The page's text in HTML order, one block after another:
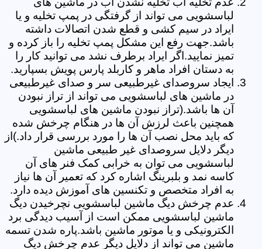
لباسشویی می تواند از گرفتگی در پمپ تخلیه و یا
ایراد در سیم کشی و قطع شدن اتصالات داشته
باشد.جهت رفع این مشکل پمپ تخلیه را باز کرده و
تمیز نمایید.اگر ایراد برطرف نشد می توانید کار را
به دستان افراد ماهر و کاربلد پارس پویش بسپارید.
ایجاد سروصدای غیرطبیعی سر و صدای غیرطبیعی
در ماشین های لباسشویی می تواند از تراز نبودن
آن ها باشد.(تراز نبودن ماشین های لباسشویی
همچنین باعث لرزش آن ها در هنگام چرخش شده
که باید محل نصب آن ها را مورد بررسی قرار داد.)از
دیگر دلایل سروصدای غیر طبیعی ماشین
لباسشویی می توان به خرابی کمک فنر های آن
کاسه نمد و بلبرینگ اشاره کرد که تعمیر آن ها نیاز
به افراد متخصص و تکنسین های آموزش دیده دارد.
عدم چرخش دیگ ماشین لباسشویی نچرخیدن دیگ
ماشین لباسشویی ممکن است از آسیب دیدگی برد
الکترونیکی و یا موتور ماشین باشد.پاره شدن تسمه
ماشین می تواند از دلایل دیگر عدم چرخش دیگ